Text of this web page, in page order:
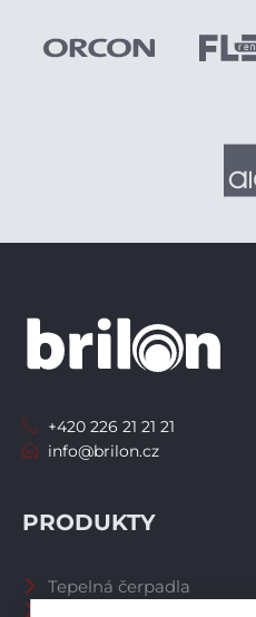
PRODUKTY
Tepelná čerpadla
+420 226 21 21 21
info@brilon.cz